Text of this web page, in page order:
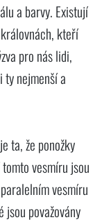
a barvy. Existují
kteří
pro nás lidi,
nejmenší a
ta, že ponožky
vesmíru jsou
vesmíru
považovány